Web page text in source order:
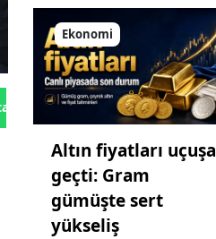
Gönder
Ekonomi
Altın fiyatları uçuşa
geçti: Gram
gümüşte sert
yükseliş